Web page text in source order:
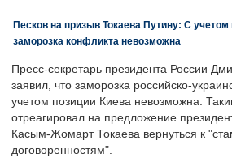
Песков на призыв Токаева Путину: С
заморозка конфликта невозможна
Пресс-секретарь президента России
заявил, что заморозка российско-
учетом позиции Киева невозможна.
отреагировал на предложение
Касым-Жомарт Токаева вернуться к
договоренностям".